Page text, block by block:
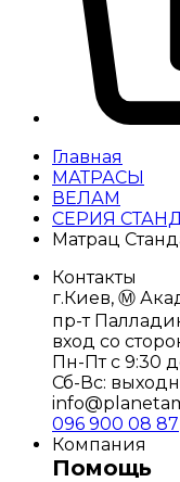
Главная
МАТРАСЫ
ВЕЛАМ
СЕРИЯ
Матрац
Контакты
г.Киев, Ⓜ️
пр-т
вход со
Пн-Пт с 9:30
Сб-Вс:
096 900 08 87
Компания
Помощь